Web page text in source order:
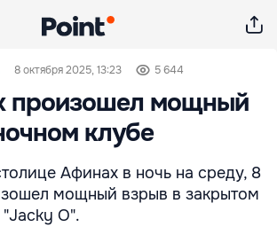
8 октября 2025, 13:23 5 644
произошел мощный
клубе
Афинах в ночь на среду, 8
мощный взрыв в закрытом
O".